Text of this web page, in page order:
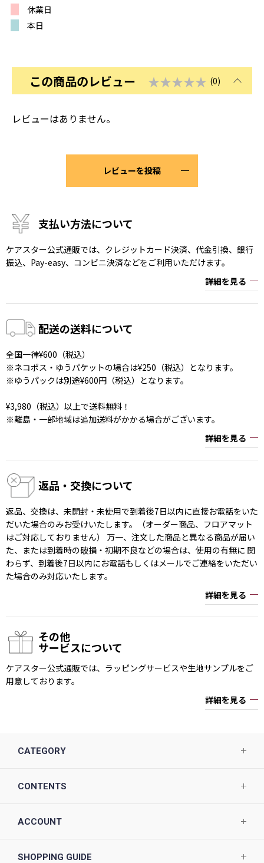
休業日
本日
この商品のレビュー ★★★★★ (0)
レビューはありません。
レビューを投稿
支払い方法について
ケアスター公式通販では、クレジットカード決済、代金引換、銀行
振込、Pay-easy、コンビニ決済などをご利用いただけます。
詳細を見る
配送の送料について
全国一律¥600（税込）
※ネコポス・ゆうパケットの場合は¥250（税込）となります。
※ゆうパックは別途¥600円（税込）となります。
¥3,980（税込）以上で送料無料！
※離島・一部地域は追加送料がかかる場合がございます。
詳細を見る
返品・交換について
返品、交換は、未開封・未使用で到着後7日以内に直接お電話をいた
だいた場合のみお受けいたします。（オーダー商品、フロアマット
はご対応しておりません） 万一、注文した商品と異なる商品が届い
た、または到着時の破損・初期不良などの場合は、使用の有無に 関
わらず、到着後7日以内にお電話もしくはメールでご連絡をいただい
た場合のみ対応いたします。
詳細を見る
その他
サービスについて
ケアスター公式通販では、ラッピングサービスや生地サンプルをご
用意しております。
詳細を見る
CATEGORY
CONTENTS
ACCOUNT
SHOPPING GUIDE